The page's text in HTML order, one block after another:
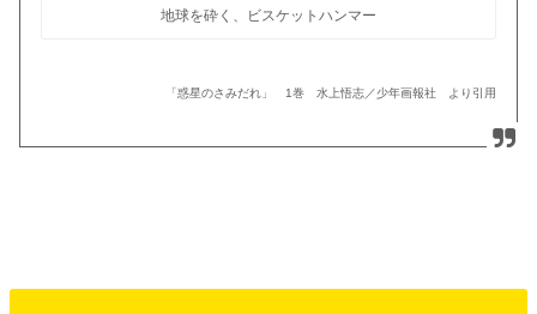
地球を砕く、ビスケットハンマー
「惑星のさみだれ」 1巻 水上悟志／少年画報社 より引用